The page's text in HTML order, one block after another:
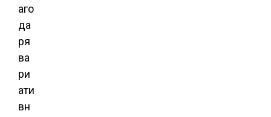
аго
да
ря
ва
ри
ати
вн